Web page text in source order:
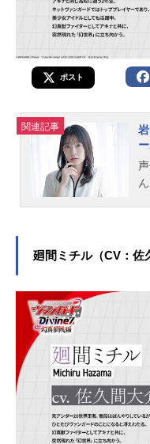
ポスト
関連記事
廻間ミチル（CV：佐